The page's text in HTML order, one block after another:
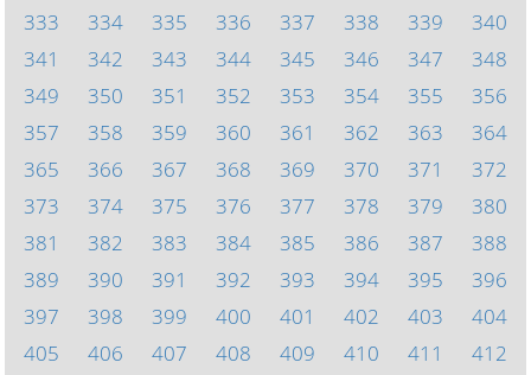
333
334 335 336 337 338 339
340
341
342 343 344 345 346 347
348
349
350 351 352 353 354 355
356
357
358 359 360 361 362 363
364
365
366 367 368 369 370 371
372
373
374 375 376 377 378 379
380
381
382 383 384 385 386 387
388
389
390 391 392 393 394 395
396
397
398 399 400 401 402 403
404
405
406 407 408 409 410 411
412